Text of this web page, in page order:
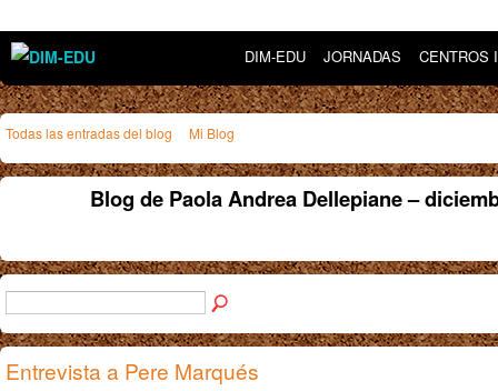
DIM-EDU JORNADAS CENTROS
Todas las entradas del blog Mi Blog
Blog de Paola Andrea Dellepiane –
Entrevista a Pere Marqués